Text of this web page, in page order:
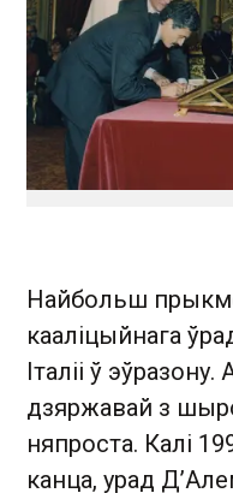
Найбольш
кааліцыйнага
Італіі ў
дзяржавай з
няпроста. Калі
канца, урад